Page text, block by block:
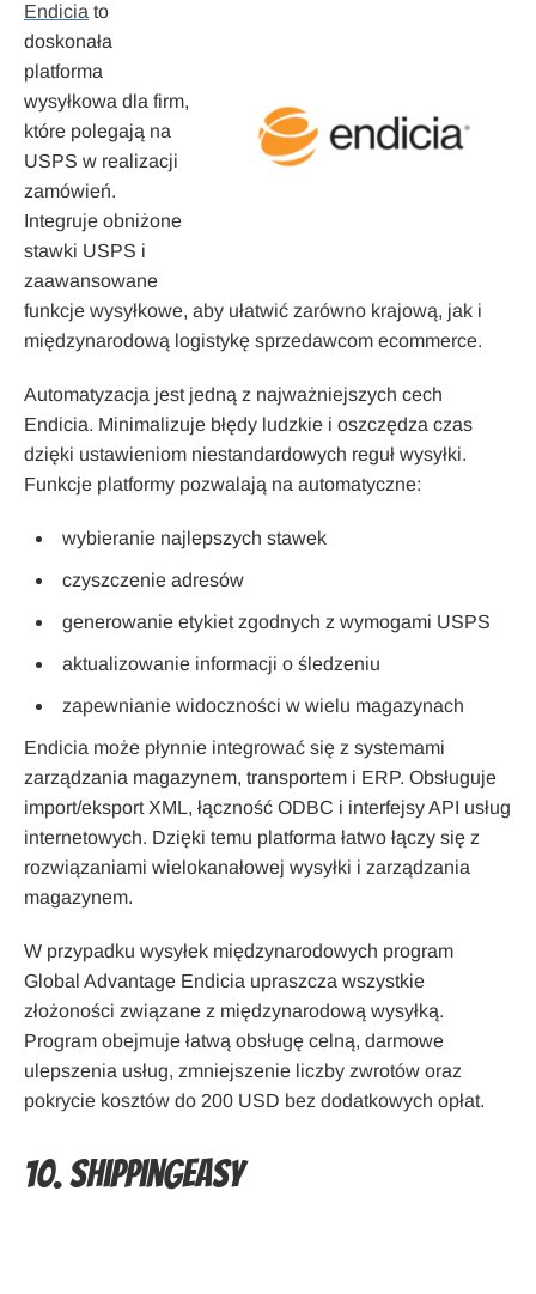
Endicia to
doskonała
platforma
wysyłkowa dla firm,
które polegają na
USPS w realizacji
zamówień.
Integruje obniżone
stawki USPS i
zaawansowane
funkcje wysyłkowe, aby ułatwić zarówno krajową, jak i
międzynarodową logistykę sprzedawcom ecommerce.
Automatyzacja jest jedną z najważniejszych cech
Endicia. Minimalizuje błędy ludzkie i oszczędza czas
dzięki ustawieniom niestandardowych reguł wysyłki.
Funkcje platformy pozwalają na automatyczne:
wybieranie najlepszych stawek
czyszczenie adresów
generowanie etykiet zgodnych z wymogami USPS
aktualizowanie informacji o śledzeniu
zapewnianie widoczności w wielu magazynach
Endicia może płynnie integrować się z systemami
zarządzania magazynem, transportem i ERP. Obsługuje
import/eksport XML, łączność ODBC i interfejsy API usług
internetowych. Dzięki temu platforma łatwo łączy się z
rozwiązaniami wielokanałowej wysyłki i zarządzania
magazynem.
W przypadku wysyłek międzynarodowych program
Global Advantage Endicia upraszcza wszystkie
złożoności związane z międzynarodową wysyłką.
Program obejmuje łatwą obsługę celną, darmowe
ulepszenia usług, zmniejszenie liczby zwrotów oraz
pokrycie kosztów do 200 USD bez dodatkowych opłat.
10. ShippingEasy